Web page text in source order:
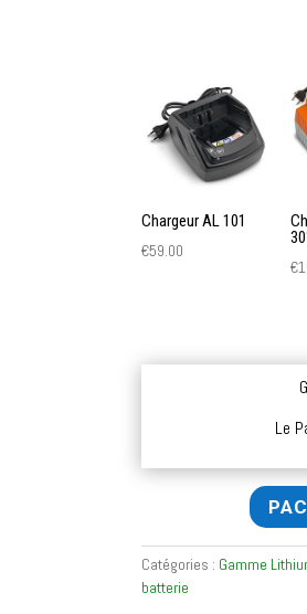
Chargeur AL 101
€59.00
€
Le
Catégories : Gamme
batterie